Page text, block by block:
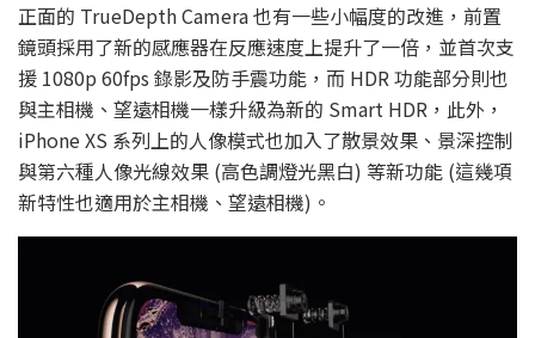
正面的 TrueDepth Camera 也有一些小幅度的改進，前置
鏡頭採用了新的感應器在反應速度上提升了一倍，並首次支
援 1080p 60fps 錄影及防手震功能，而 HDR 功能部分則也
與主相機、望遠相機一樣升級為新的 Smart HDR，此外，
iPhone XS 系列上的人像模式也加入了散景效果、景深控制
與第六種人像光線效果 (高色調燈光黑白) 等新功能 (這幾項
新特性也適用於主相機、望遠相機)。